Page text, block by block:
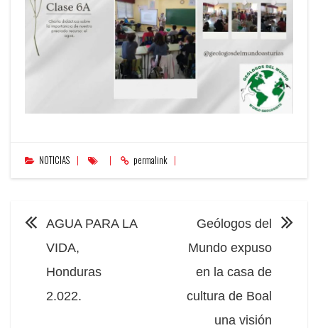
NOTICIAS permalink
AGUA PARA LA
VIDA,
Honduras
2.022.
Geólogos del
Mundo expuso
en la casa de
cultura de Boal
una visión